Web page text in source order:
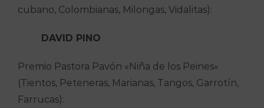
cubano, Colombianas, Milongas, Vidalitas):
DAVID PINO
Premio Pastora Pavón «Niña de los Peines»
(Tientos, Peteneras, Marianas, Tangos, Garrotín,
Farrucas):